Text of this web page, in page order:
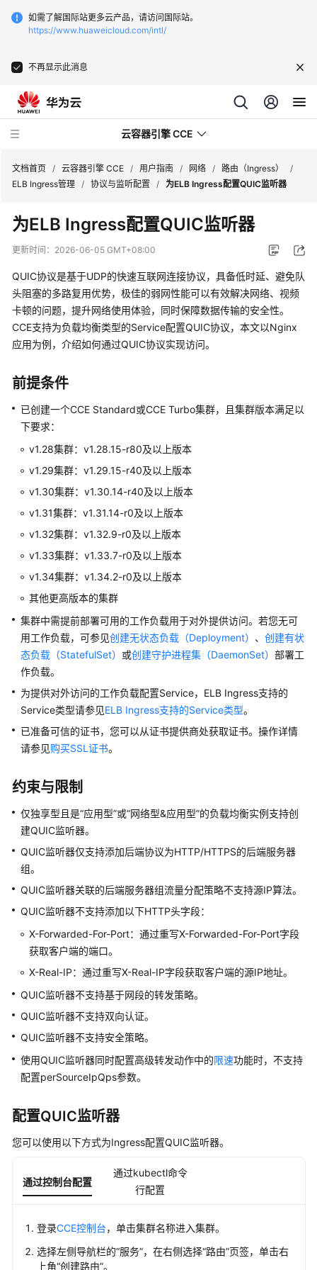
如需了解国际站更多云产品，请访问国际站。
https://www.huaweicloud.com/intl/
不再显示此消息
云容器引擎 CCE
最
动
态
服
务
告
产
品
绍
计
说
明
基
础
知
识
快
速
入
门
用
户
南
高
危
操
一
集
群
节
点
点
池
点
和
点
工
作
负
文档首页 / 云容器引擎 CCE / 用户指南 / 网络 / 路由（Ingress）
/
ELB Ingress管理 / 协议与监听配置 / 为ELB Ingress配置QUIC监听器
为ELB Ingress配置QUIC监听器
更新时间： 2026-06-05 GMT+08:00
QUIC协议是基于UDP的快速互联网连接协议，具备低时延、避免队
头阻塞的多路复用优势，极佳的弱网性能可以有效解决网络、视频
卡顿的问题，提升网络使用体验，同时保障数据传输的安全性。
CCE支持为负载均衡类型的Service配置QUIC协议，本文以Nginx
应用为例，介绍如何通过QUIC协议实现访问。
前提条件
已创建一个CCE Standard或CCE Turbo集群，且集群版本满足以
下要求：
v1.28集群：v1.28.15-r80及以上版本
v1.29集群：v1.29.15-r40及以上版本
v1.30集群：v1.30.14-r40及以上版本
v1.31集群：v1.31.14-r0及以上版本
v1.32集群：v1.32.9-r0及以上版本
v1.33集群：v1.33.7-r0及以上版本
v1.34集群：v1.34.2-r0及以上版本
其他更高版本的集群
集群中需提前部署可用的工作负载用于对外提供访问。若您无可
用工作负载，可参见创建无状态负载（Deployment） 、 创建有状
态负载（StatefulSet） 或创建守护进程集（DaemonSet） 部署工
作负载。
为提供对外访问的工作负载配置Service，ELB Ingress支持的
Service类型请参见ELB Ingress支持的Service类型。
已准备可信的证书，您可以从证书提供商处获取证书。操作详情
请参见购买SSL证书。
约束与限制
仅独享型且是“应用型”或“网络型&应用型”的负载均衡实例支持创
建QUIC监听器。
QUIC监听器仅支持添加后端协议为HTTP/HTTPS的后端服务器
组。
QUIC监听器关联的后端服务器组流量分配策略不支持源IP算法。
QUIC监听器不支持添加以下HTTP头字段：
X-Forwarded-For-Port：通过重写X-Forwarded-For-Port字段
获取客户端的端口。
X-Real-IP：通过重写X-Real-IP字段获取客户端的源IP地址。
QUIC监听器不支持基于网段的转发策略。
QUIC监听器不支持双向认证。
QUIC监听器不支持安全策略。
使用QUIC监听器同时配置高级转发动作中的限速功能时，不支持
配置perSourceIpQps参数。
配置QUIC监听器
您可以使用以下方式为Ingress配置QUIC监听器。
通过控制台配置
通过kubectl命令
行配置
登录CCE控制台，单击集群名称进入集群。
选择左侧导航栏的“服务”，在右侧选择“路由”页签，单击右
上角“创建路由”。